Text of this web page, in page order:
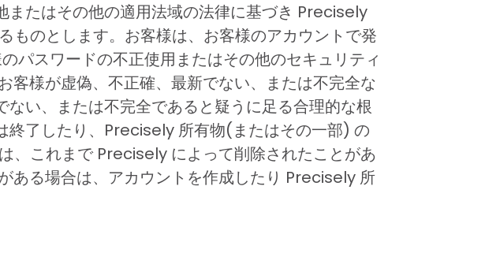
たはその他の適用法域の法律に基づき Precisely
ものとします。お客様は、お客様のアカウントで発
パスワードの不正使用またはその他のセキュリティ
様が虚偽、不正確、最新でない、または不完全な
い、または不完全であると疑うに足る合理的な根
了したり、Precisely 所有物(またはその一部) の
、これまで Precisely によって削除されたことがあ
ある場合は、アカウントを作成したり Precisely 所